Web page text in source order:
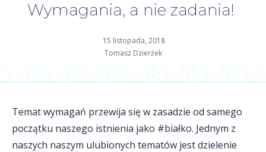
Wymagania, a nie zadania!
15 listopada, 2018
Tomasz Dzierżek
Temat wymagań przewija się w zasadzie od samego
początku naszego istnienia jako #białko. Jednym z
naszych naszym ulubionych tematów jest dzielenie